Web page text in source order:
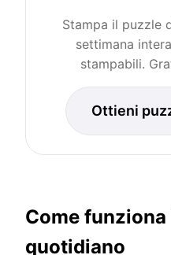
Stampa il puzzle
settimana
stampabili.
Ottieni
Come
quotidiano